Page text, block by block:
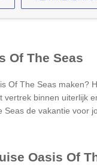
Of The Seas
Of The Seas maken?
binnen uiterlijk
Seas de vakantie voor
Oasis Of